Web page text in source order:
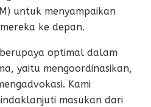
untuk menyampaikan
ke depan.
berupaya optimal dalam
yaitu mengoordinasikan,
Kami
masukan dari